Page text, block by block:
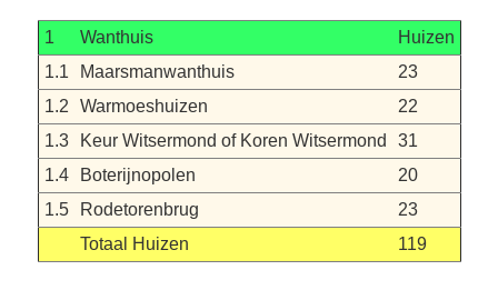
1 Wanthuis
Huizen
1.1
Maarsmanwanthuis
23
1.2
Warmoeshuizen
22
1.3
Keur Witsermond of Koren Witsermond
31
1.4
Boterijnopolen
20
1.5
Rodetorenbrug
23
Totaal Huizen
119